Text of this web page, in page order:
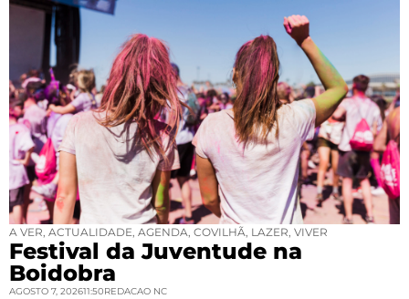
A VER, ACTUALIDADE, AGENDA, COVILHÃ, LAZER, VIVER
Festival da Juventude na
Boidobra
AGOSTO 7, 202611:50REDACAO NC